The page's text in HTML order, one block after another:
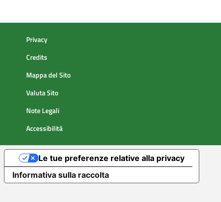
Privacy
Credits
Mappa del Sito
Valuta Sito
Note Legali
Accessibilità
Informativa sulla raccolta
Le tue preferenze relative alla privacy